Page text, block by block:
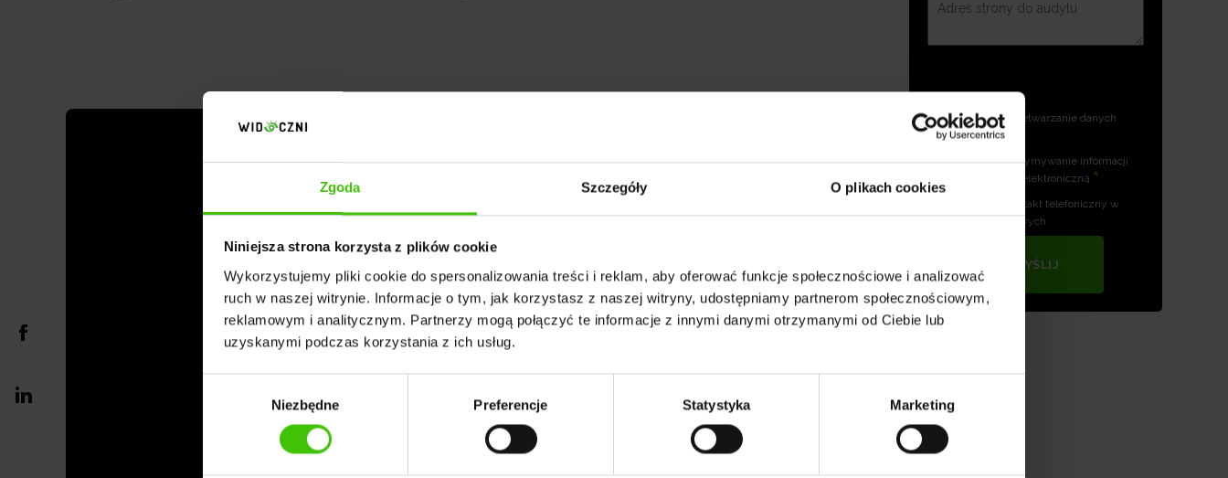
Zgoda Szczegóły O plikach cookies
Niniejsza strona korzysta z plików cookie
Wykorzystujemy pliki cookie do spersonalizowania treści i reklam, aby oferować funkcje społecznościowe i analizować
ruch w naszej witrynie. Informacje o tym, jak korzystasz z naszej witryny, udostępniamy partnerom społecznościowym,
reklamowym i analitycznym. Partnerzy mogą połączyć te informacje z innymi danymi otrzymanymi od Ciebie lub
uzyskanymi podczas korzystania z ich usług.
Niezbędne Preferencje Statystyka Marketing
Zgoda na przetwarzanie danych
osobowych *
Zgoda na otrzymywanie informacji
handlowych drogą elektroniczną *
Zgoda na kontakt telefoniczny w
celach marketingowych
WYŚLIJ